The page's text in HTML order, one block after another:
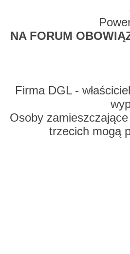
NA FORUM
Firma DGL -
Osoby
trzecich mogą